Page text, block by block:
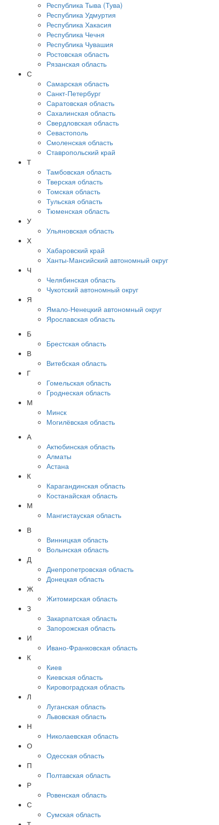
Республика Тыва (Тува)
Республика Удмуртия
Республика Хакасия
Республика Чечня
Республика Чувашия
Ростовская область
Рязанская область
С
Самарская область
Санкт-Петербург
Саратовская область
Сахалинская область
Свердловская область
Севастополь
Смоленская область
Ставропольский край
Т
Тамбовская область
Тверская область
Томская область
Тульская область
Тюменская область
У
Ульяновская область
Х
Хабаровский край
Ханты-Мансийский автономный округ
Ч
Челябинская область
Чукотский автономный округ
Я
Ямало-Ненецкий автономный округ
Ярославская область
Б
Брестская область
В
Витебская область
Г
Гомельская область
Гроднеская область
М
Минск
Могилёвская область
А
Актюбинская область
Алматы
Астана
К
Карагандинская область
Костанайская область
М
Мангистауская область
В
Винницкая область
Волынская область
Д
Днепропетровская область
Донецкая область
Ж
Житомирская область
З
Закарпатская область
Запорожская область
И
Ивано-Франковская область
К
Киев
Киевская область
Кировоградская область
Л
Луганская область
Львовская область
Н
Николаевская область
О
Одесская область
П
Полтавская область
Р
Ровенская область
С
Сумская область